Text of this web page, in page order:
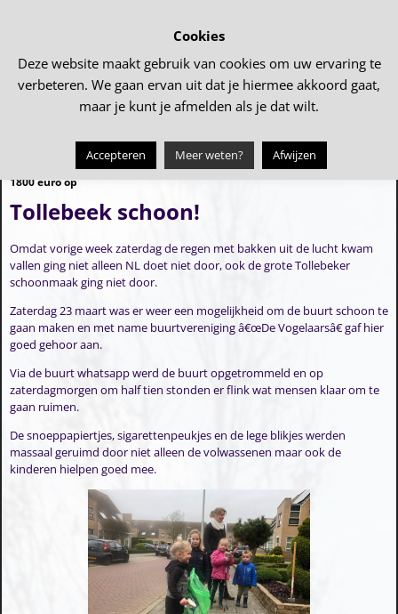
Bericht navigatie
Basisschool Op de Wieken haalt
1800 euro op
Tollebeker Jachtronde
Tollebeek schoon!
Omdat vorige week zaterdag de regen met bakken uit de lucht kwam
vallen ging niet alleen NL doet niet door, ook de grote Tollebeker
schoonmaak ging niet door.
Zaterdag 23 maart was er weer een mogelijkheid om de buurt schoon te
gaan maken en met name buurtvereniging â€œDe Vogelaarsâ€ gaf hier
goed gehoor aan.
Via de buurt whatsapp werd de buurt opgetrommeld en op
zaterdagmorgen om half tien stonden er flink wat mensen klaar om te
gaan ruimen.
De snoeppapiertjes, sigarettenpeukjes en de lege blikjes werden
massaal geruimd door niet alleen de volwassenen maar ook de
kinderen hielpen goed mee.
Cookies
Deze website maakt gebruik van cookies om uw ervaring te
verbeteren. We gaan ervan uit dat je hiermee akkoord gaat,
maar je kunt je afmelden als je dat wilt.
Accepteren Meer weten? Afwijzen